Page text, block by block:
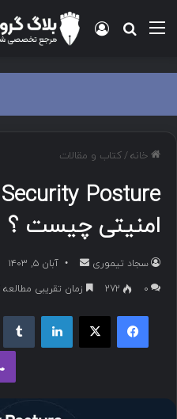
منو جستجو برای
ورود
خانه/کتاب و مقالات
امنیتی چیست ؟
سجاد تیموری
ا
آبان ۵, ۱۴۰۳
۰
272 زمان تقریبی مطالعه 7 دقیقه
فیسبوک ایکس لینکداین